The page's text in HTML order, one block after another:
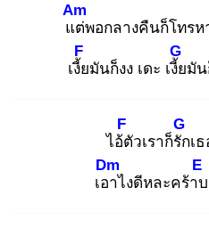
แต่
Am
พอกลางคืนก็โทรห
เงี้ย
F
มันก็งง เดะ เงี้ย
G
มัน
ไอ้ตั
F
วเราก็รัก
G
เ
เอา
Dm
ไงดีหละคร้าบ
E